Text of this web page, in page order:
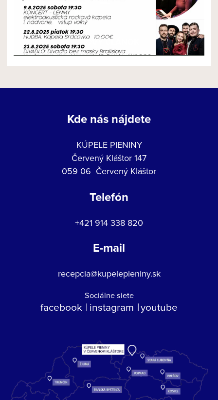
NOVÝ ČLÁNOK
Kde nás nájdete
KÚPELE PIENINY
Červený Kláštor 147
059 06 Červený Kláštor
Telefón
+421 914 338 820
E-mail
recepcia@kupelepieniny.sk
Sociálne siete
facebook instagram youtube